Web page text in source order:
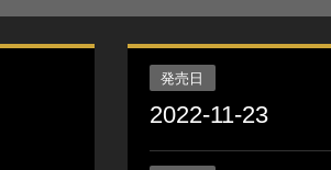
発売日
2022-11-23